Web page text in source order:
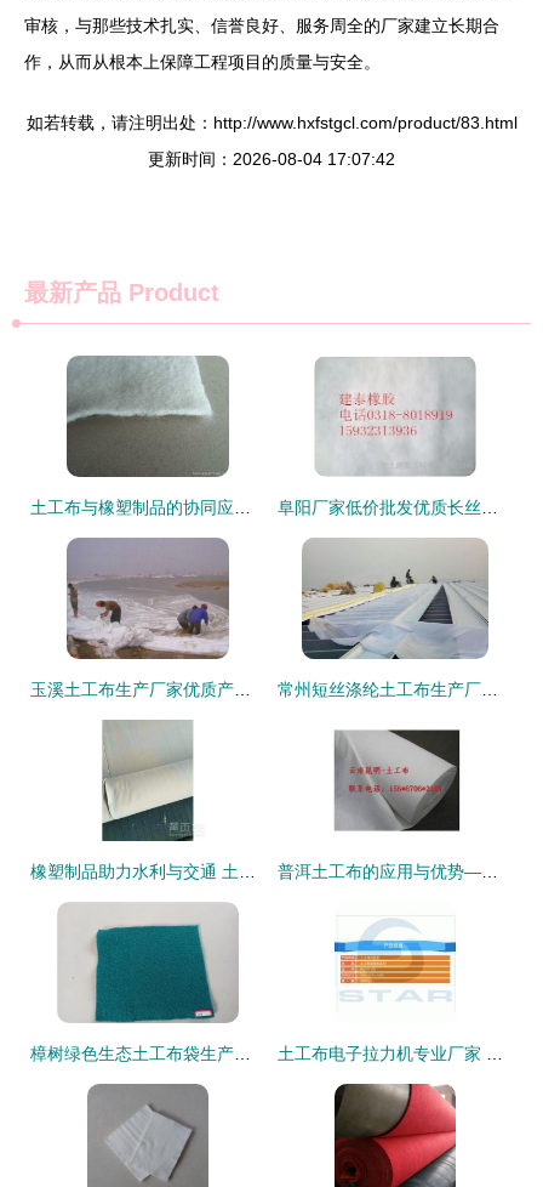
审核，与那些技术扎实、信誉良好、服务周全的厂家建立长期合
作，从而从根本上保障工程项目的质量与安全。
如若转载，请注明出处：http://www.hxfstgcl.com/product/83.html
更新时间：2026-08-04 17:07:42
最新产品 Product